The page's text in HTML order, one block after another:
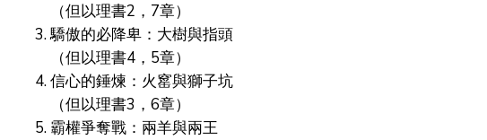
（但以理書2，7章）
3. 驕傲的必降卑：大樹與指頭
（但以理書4，5章）
4. 信心的錘煉：火窰與獅子坑
（但以理書3，6章）
5. 霸權爭奪戰：兩羊與兩王